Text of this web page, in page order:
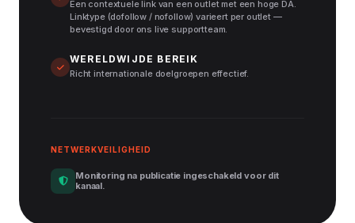
Een contextuele link van een outlet met een hoge DA.
Linktype (dofollow / nofollow) varieert per outlet —
bevestigd door ons live supportteam.
WERELDWIJDE BEREIK
Richt internationale doelgroepen effectief.
NETWERKVEILIGHEID
Monitoring na publicatie ingeschakeld voor dit
kanaal.